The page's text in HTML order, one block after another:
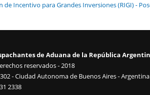
de Incentivo para Grandes Inversiones (RIGI) -
de Aduana de la República
reservados - 2018
- Ciudad Autonoma de Buenos Aires - Argentina
2338